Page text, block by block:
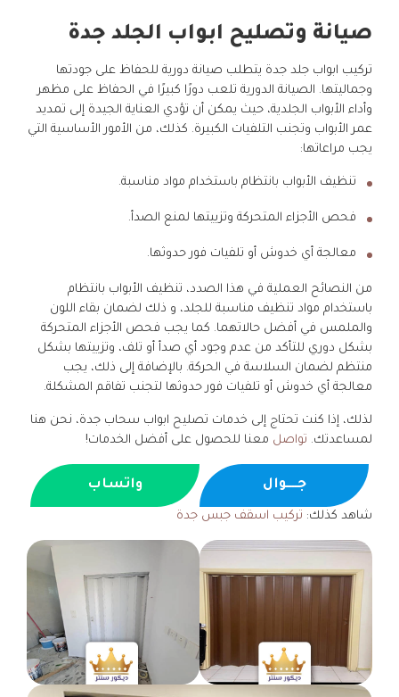
صيانة وتصليح ابواب الجلد جدة
تركيب ابواب جلد جدة يتطلب صيانة دورية للحفاظ على جودتها
وجماليتها. الصيانة الدورية تلعب دورًا كبيرًا في الحفاظ على مظهر
وأداء الأبواب الجلدية، حيث يمكن أن تؤدي العناية الجيدة إلى تمديد
عمر الأبواب وتجنب التلفيات الكبيرة. كذلك، من الأمور الأساسية التي
يجب مراعاتها:
تنظيف الأبواب بانتظام باستخدام مواد مناسبة.
فحص الأجزاء المتحركة وتزييتها لمنع الصدأ.
معالجة أي خدوش أو تلفيات فور حدوثها.
من النصائح العملية في هذا الصدد، تنظيف الأبواب بانتظام
باستخدام مواد تنظيف مناسبة للجلد، و ذلك لضمان بقاء اللون
والملمس في أفضل حالاتهما. كما يجب فحص الأجزاء المتحركة
بشكل دوري للتأكد من عدم وجود أي صدأ أو تلف، وتزييتها بشكل
منتظم لضمان السلاسة في الحركة. بالإضافة إلى ذلك، يجب
معالجة أي خدوش أو تلفيات فور حدوثها لتجنب تفاقم المشكلة.
لذلك، إذا كنت تحتاج إلى خدمات تصليح ابواب سحاب جدة، نحن هنا
لمساعدتك. تواصل معنا للحصول على أفضل الخدمات!
جــــوال واتساب
شاهد كذلك: تركيب اسقف جبس جدة